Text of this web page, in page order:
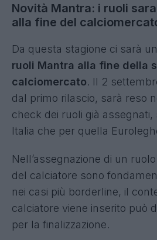
Novità Mantra: i ruoli
alla fine del
Da questa stagione ci sarà un
ruoli Mantra alla fine della
calciomercato. Il 2
dal primo rilascio, sarà reso
check dei ruoli già assegnati,
Italia che per quella
Nell’assegnazione di un
del calciatore sono
nei casi più borderline, il
calciatore viene inserito può
per la finalizzazione.